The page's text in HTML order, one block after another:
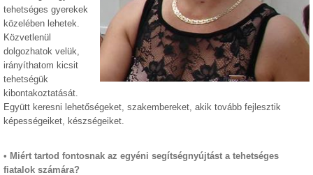
tehetséges gyerekek
közelében lehetek.
Közvetlenül
dolgozhatok velük,
irányíthatom kicsit
tehetségük
kibontakoztatását.
Együtt keresni lehetőségeket, szakembereket, akik tovább fejlesztik
képességeiket, készségeiket.
• Miért tartod fontosnak az egyéni segítségnyújtást a tehetséges
fiatalok számára?